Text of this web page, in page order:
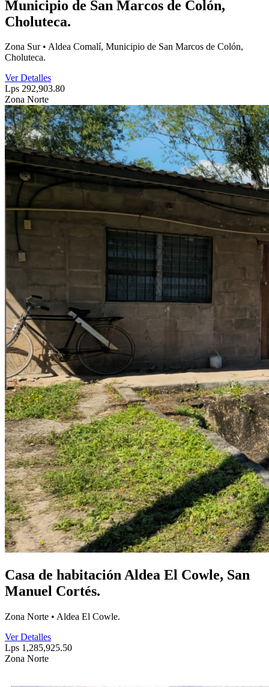
Municipio de San Marcos de Colón,
Choluteca.
Zona Sur • Aldea Comalí, Municipio de San Marcos de Colón,
Choluteca.
Ver Detalles
Lps 292,903.80
Zona Norte
Casa de habitación Aldea El Cowle, San
Manuel Cortés.
Zona Norte • Aldea El Cowle.
Ver Detalles
Lps 1,285,925.50
Zona Norte